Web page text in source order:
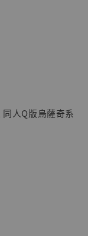
悟空 鳥山
同人Q版烏薩奇系